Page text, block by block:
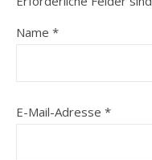
Name *
E-Mail-Adresse *